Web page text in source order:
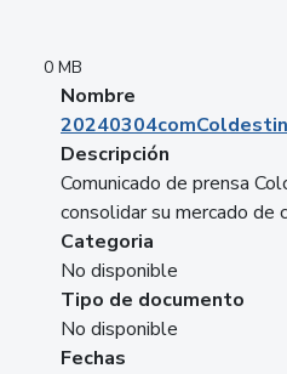
0 MB
Nombre
Descripción
Comunicado de prensa
consolidar su mercado
Categoria
No disponible
Tipo de documento
No disponible
Fechas